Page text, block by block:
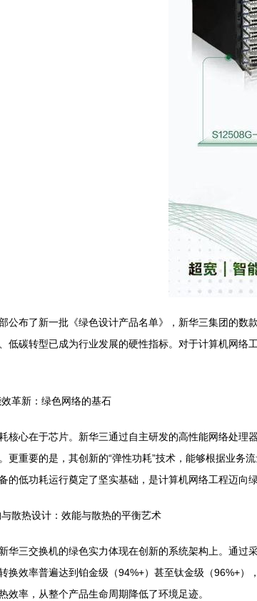
公布了新一批《绿色设计产品名单》，新华三集团的数
低碳转型已成为行业发展的硬性指标。对于计算机网
革新：绿色网络的基石
核心在于芯片。新华三通过自主研发的高性能网络处
更重要的是，其创新的“弹性功耗”技术，能够根据业
的低功耗运行奠定了坚实基础，是计算机网络工程迈向
散热设计：效能与散热的平衡艺术
华三交换机的绿色实力体现在创新的系统架构上。通过
换效率普遍达到铂金级（94%+）甚至钛金级（96%+
效率，从整个产品生命周期降低了环境足迹。